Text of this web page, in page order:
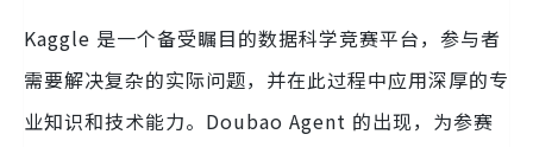
Kaggle 是一个备受瞩目的数据科学竞赛平台，参与者
需要解决复杂的实际问题，并在此过程中应用深厚的专
业知识和技术能力。Doubao Agent 的出现，为参赛